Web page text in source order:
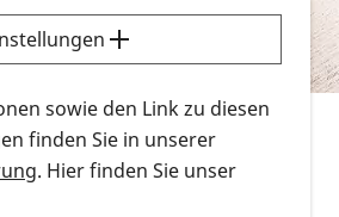
wie Sie nach Infonmaterial
bestellen bzw. herunterladen
sich dieErklärvideos zum
auf der PRO RETINA-Website
Menschen an.
Sie sämtliches Infomaterial
sowie den Link zu diesen
finden Sie in unserer
. Hier finden Sie unser